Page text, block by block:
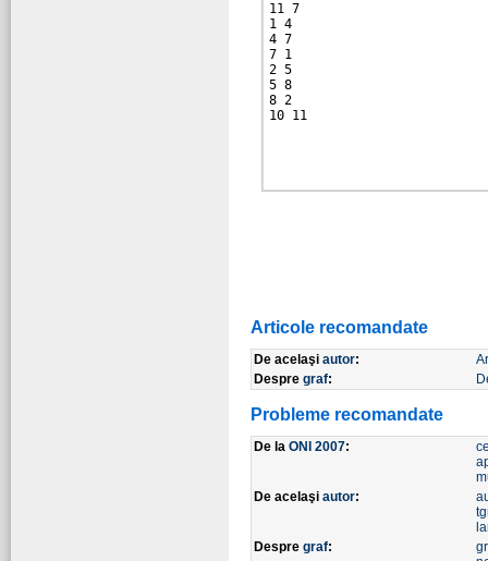
11 7
1 4
4 7
7 1
2 5
5 8
8 2
Articole recomandate
De acelaşi autor:
Despre graf:
Probleme recomandate
De la ONI 2007:
De acelaşi autor:
Despre graf: